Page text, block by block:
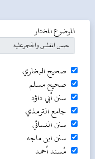
الموضوع المختار
صحيح البخاري
صحيح مسلم
سنن أبي داؤد
جامع الترمذي
سنن النسائي
سنن ابن ماجه
مُسند أحمد